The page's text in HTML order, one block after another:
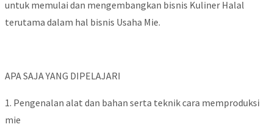
untuk memulai dan mengembangkan bisnis Kuliner Halal
terutama dalam hal bisnis Usaha Mie.
APA SAJA YANG DIPELAJARI
1. Pengenalan alat dan bahan serta teknik cara memproduksi
mie